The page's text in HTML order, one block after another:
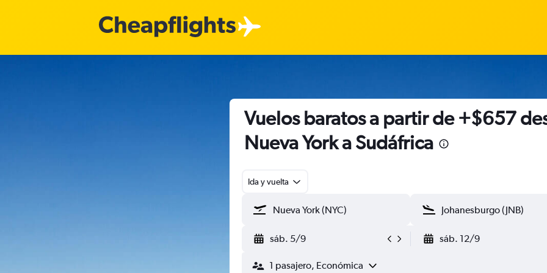
Vuelos baratos a partir de +$657
Nueva York a Sudáfrica
Ida y vuelta
sáb. 5/9 sáb. 12/9
1 pasajero, Económica